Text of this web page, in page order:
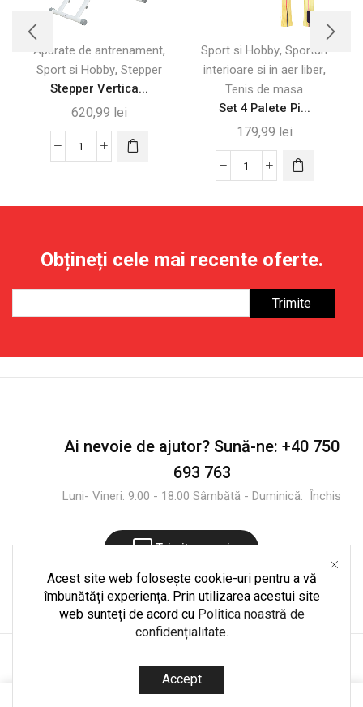
Aparate de antrenament,
Sport si Hobby, Stepper
Stepper Vertica...
620,99 lei
Cantitate
Mâner
Reglabil
și
Sport si Hobby, Sporturi
interioare si in aer liber,
Tenis de masa
Set 4 Palete Pi...
179,99 lei
Cantitate
Ping
Pong
și
Negru
Obțineți cele mai recente oferte.
Ai nevoie de ajutor? Sună-ne: +40 750
693 763
Luni- Vineri: 9:00 - 18:00 Sâmbătă - Duminică: Închis
Trimite mesaj
CultShop.ro. Dezvoltare și mentenanță
codedpro.ro
Acest site web folosește cookie-uri pentru a vă
îmbunătăți experiența. Prin utilizarea acestui site
web sunteți de acord cu Politica noastră de
confidențialitate.
Accept